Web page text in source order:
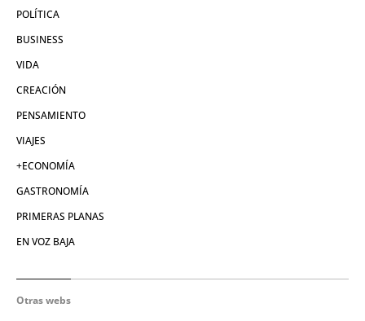
POLÍTICA
BUSINESS
VIDA
CREACIÓN
PENSAMIENTO
VIAJES
+ECONOMÍA
GASTRONOMÍA
PRIMERAS PLANAS
EN VOZ BAJA
Otras webs